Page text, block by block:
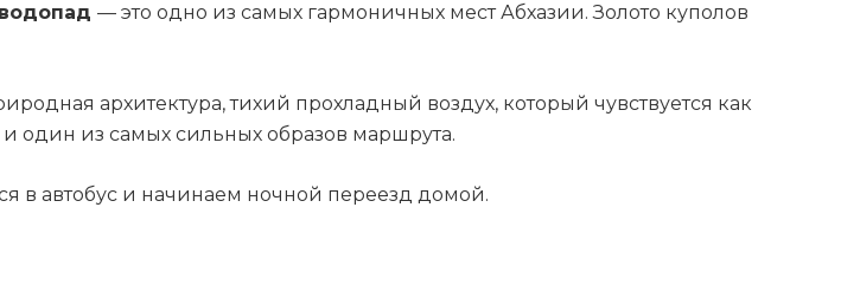
— это одно из самых гармоничных мест Абхазии. Золото куполов
архитектура, тихий прохладный воздух, который чувствуется как
один из самых сильных образов маршрута.
в автобус и начинаем ночной переезд домой.